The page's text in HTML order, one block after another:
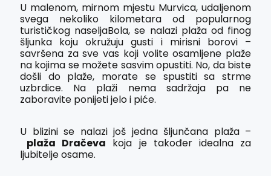
U malenom, mirnom mjestu Murvica, udaljenom
svega nekoliko kilometara od popularnog
turističkog naseljaBola, se nalazi plaža od finog
šljunka koju okružuju gusti i mirisni borovi –
savršena za sve vas koji volite osamljene plaže
na kojima se možete sasvim opustiti. No, da biste
došli do plaže, morate se spustiti sa strme
uzbrdice. Na plaži nema sadržaja pa ne
zaboravite ponijeti jelo i piće.
U blizini se nalazi još jedna šljunčana plaža –
plaža Dračeva koja je također idealna za
ljubitelje osame.